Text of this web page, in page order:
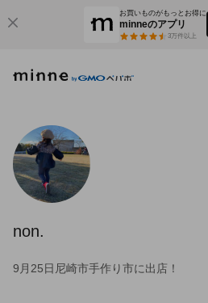
お買いものがもっとお得に
minneのアプリ
3万件以上
non.
9月25日尼崎市手作り市に出店！